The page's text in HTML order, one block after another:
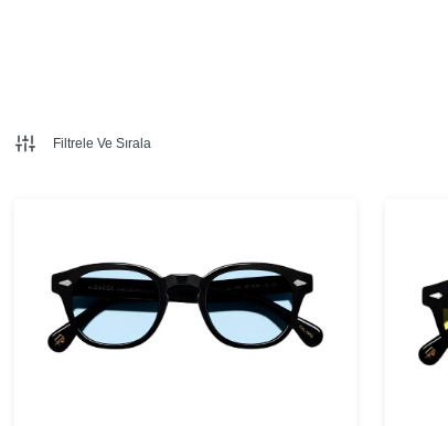
Filtrele Ve Sırala